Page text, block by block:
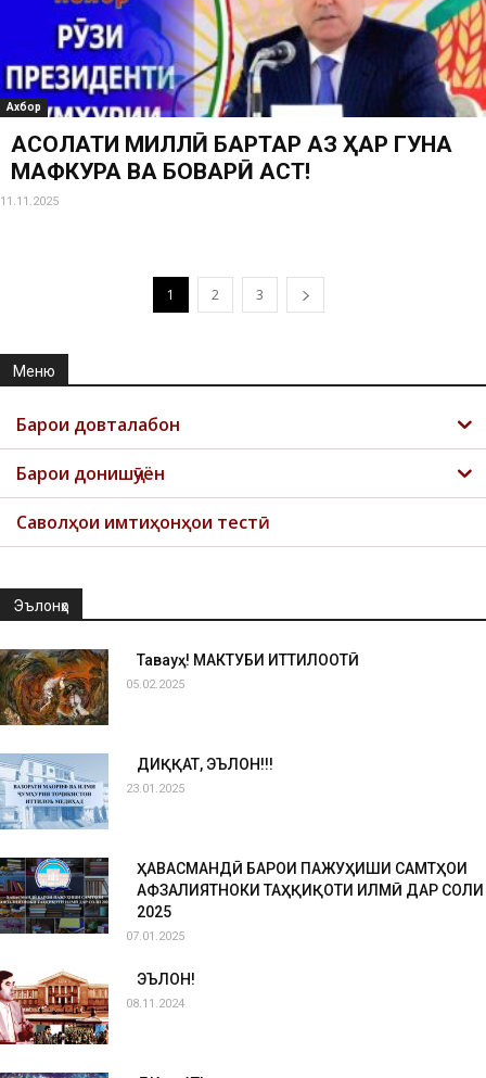
Ахбор
АСОЛАТИ МИЛЛӢ БАРТАР АЗ ҲАР ГУНА
МАФКУРА ВА БОВАРӢ АСТ!
11.11.2025
1 2 3
Меню
Барои довталабон
Барои донишҷӯён
Саволҳои имтиҳонҳои тестӣ
Эълонҳо
Таваҷҷуҳ! МАКТУБИ ИТТИЛООТӢ
05.02.2025
ДИҚҚАТ, ЭЪЛОН!!!
23.01.2025
ҲАВАСМАНДӢ БАРОИ ПАЖУҲИШИ САМТҲОИ
АФЗАЛИЯТНОКИ ТАҲҚИҚОТИ ИЛМӢ ДАР СОЛИ
2025
07.01.2025
ЭЪЛОН!
08.11.2024